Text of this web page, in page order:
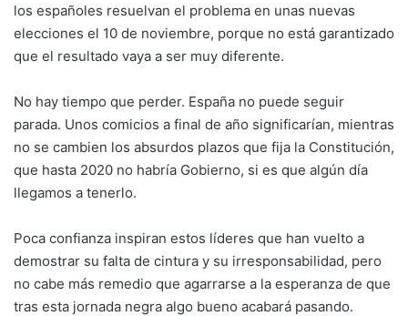
los españoles resuelvan el problema en unas nuevas
elecciones el 10 de noviembre, porque no está garantizado
que el resultado vaya a ser muy diferente.
No hay tiempo que perder. España no puede seguir
parada. Unos comicios a final de año significarían, mientras
no se cambien los absurdos plazos que fija la Constitución,
que hasta 2020 no habría Gobierno, si es que algún día
llegamos a tenerlo.
Poca confianza inspiran estos líderes que han vuelto a
demostrar su falta de cintura y su irresponsabilidad, pero
no cabe más remedio que agarrarse a la esperanza de que
tras esta jornada negra algo bueno acabará pasando.